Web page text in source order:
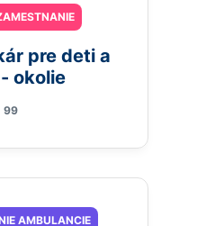
pre deti a
okolie
99
AMBULANCIE